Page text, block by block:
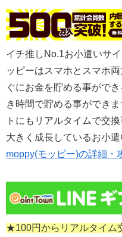
イチ推しNo.1お小遣いサ
ッピーはスマホとスマホ
ぐにお金を貯める事がで
き時間で貯める事ができ
トにもリアルタイムで交
大きく成長しているお小遣
moppy(モッピー)の詳細・
★100円からリアルタイム